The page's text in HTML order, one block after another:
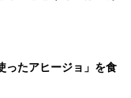
ったアヒージョ」を食